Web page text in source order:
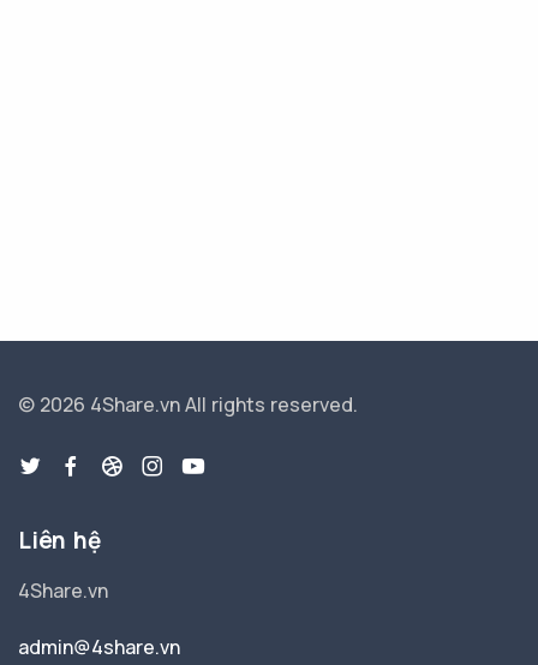
© 2026 4Share.vnAll rights reserved.
Liên hệ
4Share.vn
admin@4share.vn